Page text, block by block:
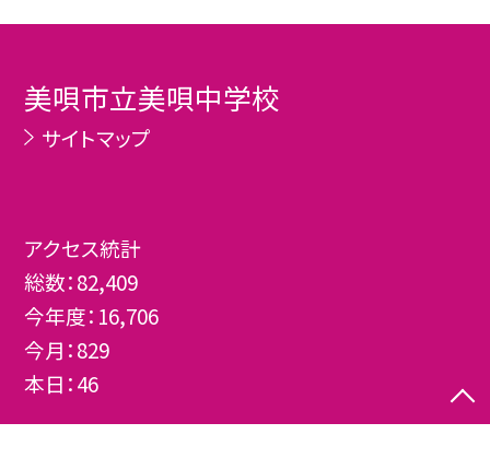
美唄市立美唄中学校
サイトマップ
アクセス統計
総数：82,409
今年度： 16,706
今月：829
本日：46